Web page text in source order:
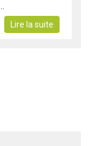
Lire la suite